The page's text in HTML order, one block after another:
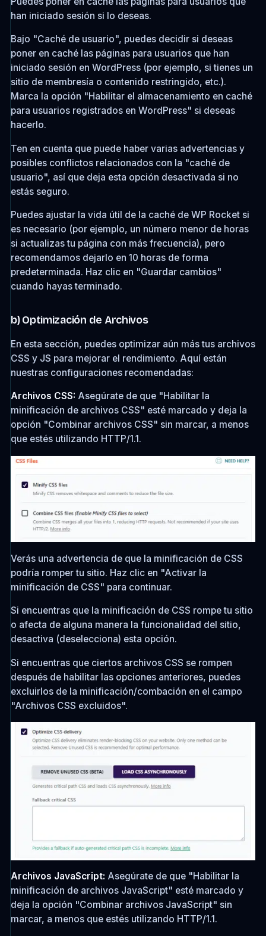
han iniciado sesión si lo deseas.
Bajo "Caché de usuario", puedes decidir si deseas
poner en caché las páginas para usuarios que han
iniciado sesión en WordPress (por ejemplo, si tienes un
sitio de membresía o contenido restringido, etc.).
Marca la opción "Habilitar el almacenamiento en caché
para usuarios registrados en WordPress" si deseas
hacerlo.
Ten en cuenta que puede haber varias advertencias y
posibles conflictos relacionados con la "caché de
usuario", así que deja esta opción desactivada si no
estás seguro.
Puedes ajustar la vida útil de la caché de WP Rocket si
es necesario (por ejemplo, un número menor de horas
si actualizas tu página con más frecuencia), pero
recomendamos dejarlo en 10 horas de forma
predeterminada. Haz clic en "Guardar cambios"
cuando hayas terminado.
b) Optimización de Archivos
En esta sección, puedes optimizar aún más tus archivos
CSS y JS para mejorar el rendimiento. Aquí están
nuestras configuraciones recomendadas:
Archivos CSS: Asegúrate de que "Habilitar la
minificación de archivos CSS" esté marcado y deja la
opción "Combinar archivos CSS" sin marcar, a menos
que estés utilizando HTTP/1.1.
Verás una advertencia de que la minificación de CSS
podría romper tu sitio. Haz clic en "Activar la
minificación de CSS" para continuar.
Si encuentras que la minificación de CSS rompe tu sitio
o afecta de alguna manera la funcionalidad del sitio,
desactiva (deselecciona) esta opción.
Si encuentras que ciertos archivos CSS se rompen
después de habilitar las opciones anteriores, puedes
excluirlos de la minificación/combación en el campo
"Archivos CSS excluidos".
Archivos JavaScript: Asegúrate de que "Habilitar la
minificación de archivos JavaScript" esté marcado y
deja la opción "Combinar archivos JavaScript" sin
marcar, a menos que estés utilizando HTTP/1.1.